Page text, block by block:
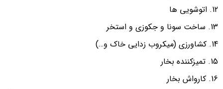
اتوشویی ها
ساخت سونا و جکوزی و استخر
کشاورزی (میکروب زدایی خاک و…)
تمیزکننده بخار
کارواش بخار